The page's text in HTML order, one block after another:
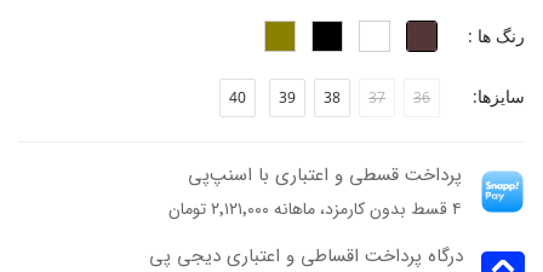
ارتفاع پاشنه: ۸ سانتی‌متر
فرم قالب: نوک مربعی پنجه پهن
پاخور: سایز همیشگی خود را انتخاب کنید.
رنگ ها :
سایزها: 36
37
38
39
40
پرداخت قسطی و اعتباری با اسنپ‌پی
۴ قسط بدون کارمزد، ماهانه ۲٬۱۲۱٬۰۰۰ تومان
درگاه پرداخت اقساطی و اعتباری دیجی پی